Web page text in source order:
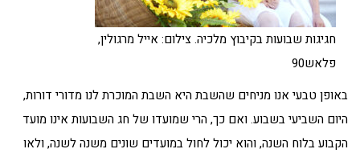
חגיגות שבועות בקיבוץ מלכיה. צילום: אייל מרגולין,
פלאש90
באופן טבעי אנו מניחים שהשבת היא השבת המוכרת לנו מדורי דורות,
היום השביעי בשבוע. ואם כך, הרי שמועדו של חג השבועות אינו מועד
הקבוע בלוח השנה, והוא יכול לחול במועדים שונים משנה לשנה, ולאו